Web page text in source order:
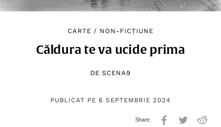
CARTE / NON-FICȚIUNE
Căldura te va ucide prima
DE SCENA9
PUBLICAT PE 6 SEPTEMBRIE 2024